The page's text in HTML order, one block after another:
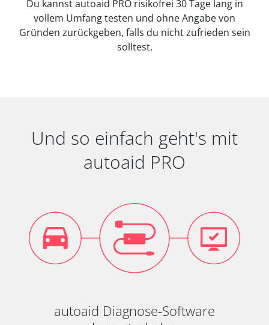
Du kannst autoaid PRO risikofrei 30 Tage lang in
vollem Umfang testen und ohne Angabe von
Gründen zurückgeben, falls du nicht zufrieden sein
solltest.
Und so einfach geht's mit
autoaid PRO
autoaid Diagnose-Software